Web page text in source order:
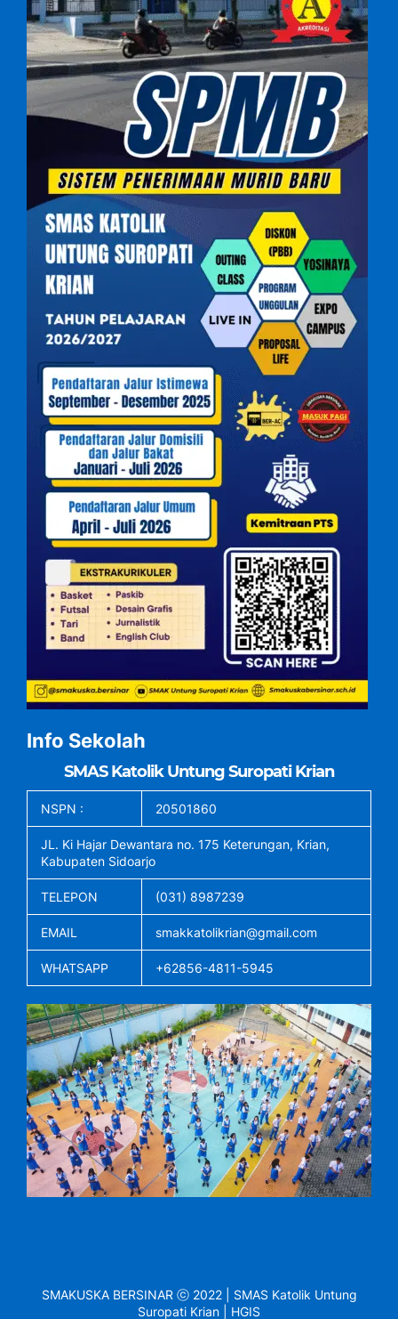
Info Sekolah
SMAS Katolik Untung Suropati Krian
NSPN : 20501860
JL. Ki Hajar Dewantara no. 175 Keterungan, Krian,
Kabupaten Sidoarjo
TELEPON (031) 8987239
EMAIL smakkatolikrian@gmail.com
WHATSAPP +62856-4811-5945
SMAKUSKA BERSINAR ⓒ 2022 | SMAS Katolik Untung
Suropati Krian | HGIS